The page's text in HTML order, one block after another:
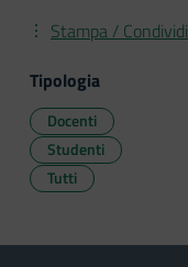
Stampa / Condividi
Tipologia
Docenti
Studenti
Tutti